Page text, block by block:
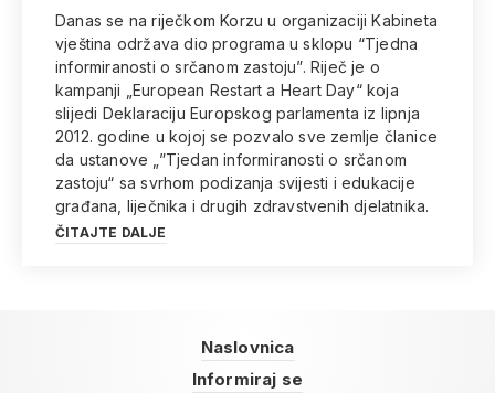
Danas se na riječkom Korzu u organizaciji Kabineta
vještina održava dio programa u sklopu “Tjedna
informiranosti o srčanom zastoju”. Riječ je o
kampanji „European Restart a Heart Day“ koja
slijedi Deklaraciju Europskog parlamenta iz lipnja
2012. godine u kojoj se pozvalo sve zemlje članice
da ustanove „”Tjedan informiranosti o srčanom
zastoju“ sa svrhom podizanja svijesti i edukacije
građana, liječnika i drugih zdravstvenih djelatnika.
ČITAJTE DALJE
Naslovnica
Informiraj se